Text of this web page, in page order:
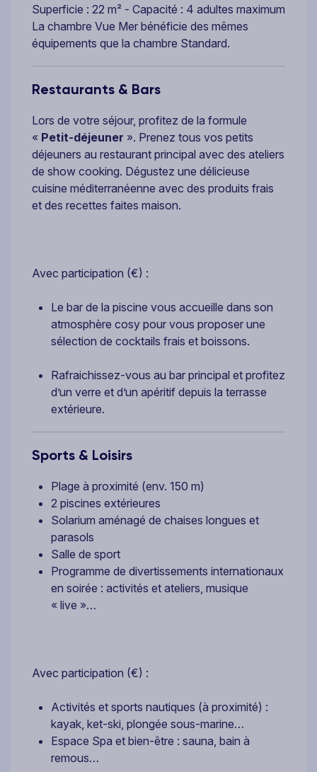
Superficie : 22 m² - Capacité : 4 adultes maximum
La chambre Vue Mer bénéficie des mêmes
équipements que la chambre Standard.
Restaurants & Bars
Lors de votre séjour, profitez de la formule
« Petit-déjeuner ». Prenez tous vos petits
déjeuners au restaurant principal avec des ateliers
de show cooking. Dégustez une délicieuse
cuisine méditerranéenne avec des produits frais
et des recettes faites maison.
Avec participation (€) :
Le bar de la piscine vous accueille dans son
atmosphère cosy pour vous proposer une
sélection de cocktails frais et boissons.
Rafraichissez-vous au bar principal et profitez
d’un verre et d’un apéritif depuis la terrasse
extérieure.
Sports & Loisirs
Plage à proximité (env. 150 m)
2 piscines extérieures
Solarium aménagé de chaises longues et
parasols
Salle de sport
Programme de divertissements internationaux
en soirée : activités et ateliers, musique
« live »…
Avec participation (€) :
Activités et sports nautiques (à proximité) :
kayak, ket-ski, plongée sous-marine…
Espace Spa et bien-être : sauna, bain à
remous…